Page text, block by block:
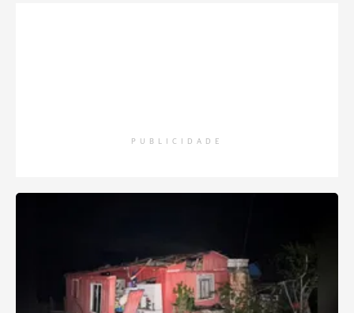
PUBLICIDADE